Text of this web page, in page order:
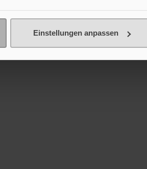
Einstellungen anpassen